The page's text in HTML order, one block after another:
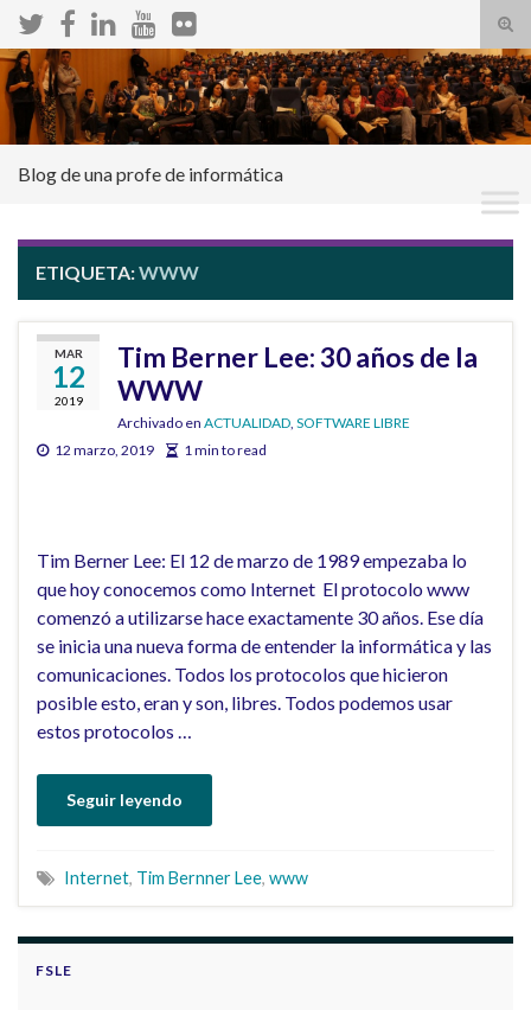
el
de
Search for:
Blog de una profe de informática
ETIQUETA:WWW
MAR
12
2019
Tim Berner Lee: 30 años de la
WWW
Archivado en ACTUALIDAD SOFTWARE LIBRE
12 marzo, 2019
1 min to read
Tim Berner Lee: El 12 de marzo de 1989 empezaba lo
que hoy conocemos como Internet El protocolo www
comenzó a utilizarse hace exactamente 30 años. Ese día
se inicia una nueva forma de entender la informática y las
comunicaciones. Todos los protocolos que hicieron
posible esto, eran y son, libres. Todos podemos usar
estos protocolos …
Seguir leyendo
Internet, Tim Bernner Lee, www
FSLE